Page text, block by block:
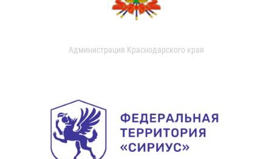
Администрация Краснодарского края